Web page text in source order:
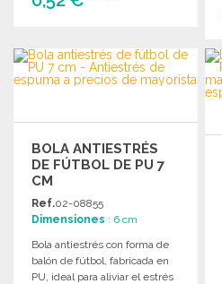
Solicitar un presupuesto
BOLA ANTIESTRÉS
DE FÚTBOL DE PU 7
CM
Ref.02-08855
Dimensiones : 6 cm
Bola antiestrés con forma de
balón de fútbol, fabricada en
PU, ideal para aliviar el estrés